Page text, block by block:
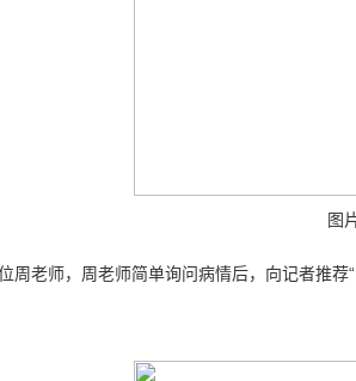
图
周老师，周老师简单询问病情后，向记者推